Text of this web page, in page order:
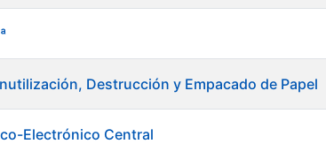
Destrucción y Empacado de Papel
Electrónico Central